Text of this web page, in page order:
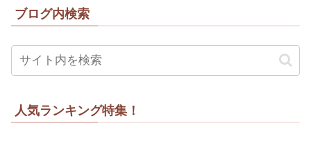
ブログ内検索
人気ランキング特集！